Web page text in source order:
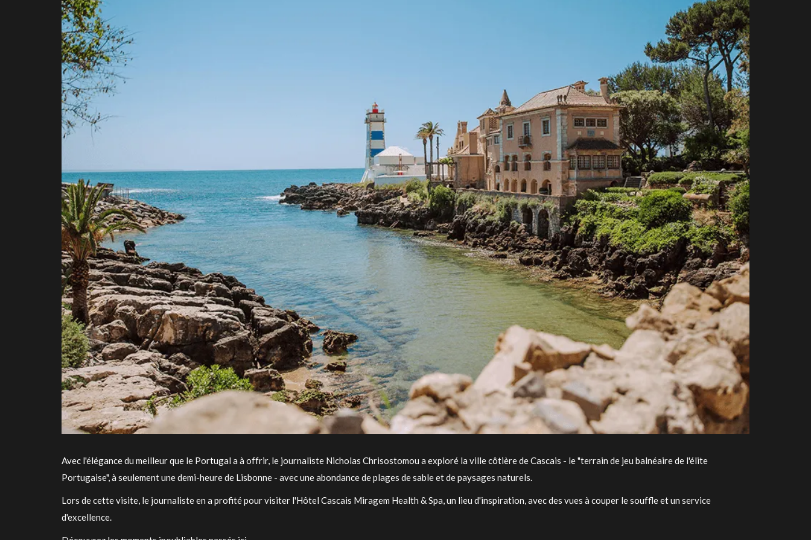
Avec l'élégance du meilleur que le Portugal a à offrir, le journaliste Nicholas Chrisostomou a exploré la ville côtière de Cascais - le "terrain de jeu balnéaire de l'élite
Portugaise", à seulement une demi-heure de Lisbonne - avec une abondance de plages de sable et de paysages naturels.
Lors de cette visite, le journaliste en a profité pour visiter l'Hôtel Cascais Miragem Health & Spa, un lieu d'inspiration, avec des vues à couper le souffle et un service
d'excellence.